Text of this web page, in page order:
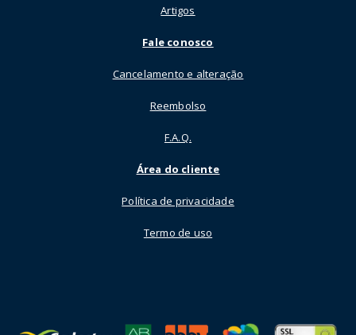
Artigos
Fale conosco
Cancelamento e alteração
Reembolso
F.A.Q.
Área do cliente
Política de privacidade
Termo de uso